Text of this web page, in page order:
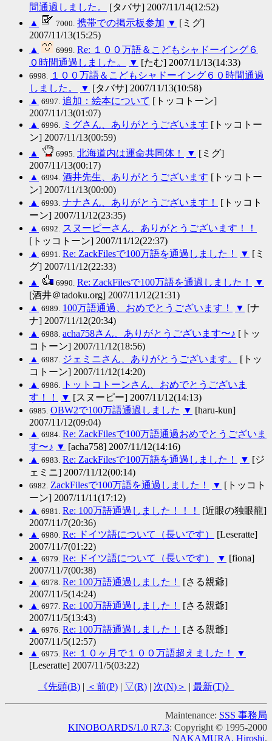
間通過しました。
[タバサ] 2007/11/14(12:52)
▲
7000. 携帯での掲示板参加 ▼ [ミグ]
2007/11/13(15:25)
▲
6999. Re: １００万語＆こどもシャドーイング６
０時間通過しました。
▼ [たむ] 2007/11/13(14:33)
6998.
１００万語＆こどもシャドーイング６０時間通過
しました。
▼ [タバサ] 2007/11/13(10:58)
▲ 6997. 追加：絵本について [トッコトーン]
2007/11/13(01:07)
▲ 6996. ミグさん、ありがとうございます [トッコトー
ン] 2007/11/13(00:59)
▲
6995. 北海道内は運命共同体！ ▼ [ミグ]
2007/11/13(00:17)
▲ 6994. 酒井先生、ありがとうございます [トッコトー
ン] 2007/11/13(00:00)
▲ 6993. ナナさん、ありがとうございます！
[トッコト
ーン] 2007/11/12(23:35)
▲ 6992.
スヌーピーさん、ありがとうございます！！
[トッコトーン] 2007/11/12(22:37)
▲ 6991. Re: ZackFilesで100万語を通過しました！ ▼ [ミ
グ] 2007/11/12(22:33)
▲
6990. Re: ZackFilesで100万語を通過しました！
▼
[酒井＠tadoku.org] 2007/11/12(21:31)
▲ 6989. 100万語通過、おめでとうございます！ ▼ [ナ
ナ] 2007/11/12(20:34)
▲ 6988. acha758さん、ありがとうございます〜♪ [トッ
コトーン] 2007/11/12(18:56)
▲ 6987. ジェミニさん、ありがとうございます。
[トッ
コトーン] 2007/11/12(14:20)
▲ 6986.
トットコトーンさん、おめでとうございま
す！！
▼ [スヌーピー] 2007/11/12(14:13)
6985. OBW2で100万語通過しました ▼ [haru-kun]
2007/11/12(09:04)
▲ 6984. Re: ZackFilesで100万語通過おめでとうございま
す〜♪ ▼ [acha758] 2007/11/12(14:16)
▲ 6983. Re: ZackFilesで100万語を通過しました！ ▼ [ジ
ェミニ] 2007/11/12(00:14)
6982. ZackFilesで100万語を通過しました！ ▼ [トッコト
ーン] 2007/11/11(17:12)
▲ 6981. Re: 100万語通過しました！！！
[近眼の独眼龍]
2007/11/7(20:36)
▲ 6980. Re: ドイツ語について（長いです）
[Leseratte]
2007/11/7(01:22)
▲ 6979. Re: ドイツ語について（長いです） ▼ [fiona]
2007/11/7(00:38)
▲ 6978. Re: 100万語通過しました！
[さる親爺]
2007/11/5(14:24)
▲ 6977. Re: 100万語通過しました！
[さる親爺]
2007/11/5(13:43)
▲ 6976. Re: 100万語通過しました！
[さる親爺]
2007/11/5(12:57)
▲ 6975. Re: １０ヶ月で１００万語超えました！
▼
[Leseratte] 2007/11/5(03:22)
《先頭(B)| ＜前(P)| ▽(R)| 次(N)＞ | 最新(T)》
Maintenance: SSS 事務局
KINOBOARDS/1.0 R7.3: Copyright © 1995-2000
NAKAMURA, Hiroshi.